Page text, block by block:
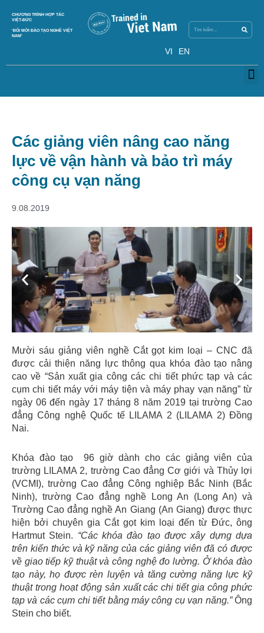
CHƯƠNG TRÌNH HỢP TÁC
VIỆT-ĐỨC
‘ĐỔI MỚI ĐÀO TẠO NGHỀ VIỆT
NAM’
VI EN
Các giảng viên nâng cao năng
lực về vận hành và bảo trì máy
công cụ vạn năng
9.08.2019
Previous Next
Mười sáu giảng viên nghề Cắt gọt kim loại – CNC đã
được cải thiện năng lực thông qua khóa đào tạo nâng
cao về “Sản xuất gia công các chi tiết phức tạp và các
cụm chi tiết máy với máy tiện và máy phay vạn năng” từ
ngày 06 đến ngày 17 tháng 8 năm 2019 tại trường Cao
đẳng Công nghệ Quốc tế LILAMA 2 (LILAMA 2) Đồng
Nai.
Khóa đào tạo 96 giờ dành cho các giảng viên của
trường LILAMA 2, trường Cao đẳng Cơ giới và Thủy lợi
(VCMI), trường Cao đẳng Công nghiệp Bắc Ninh (Bắc
Ninh), trường Cao đẳng nghề Long An (Long An) và
Trường Cao đẳng nghề An Giang (An Giang) được thực
hiện bởi chuyên gia Cắt gọt kim loại đến từ Đức, ông
Hartmut Stein. “Các khóa đào tạo được xây dựng dựa
trên kiến ​​thức và kỹ năng của các giảng viên đã có được
về giao tiếp kỹ thuật và công nghệ đo lường. Ở khóa đào
tạo này, họ được rèn luyện và tăng cường năng lực kỹ
thuật trong hoạt động sản xuất các chi tiết gia công phức
tạp và các cụm chi tiết bằng máy công cụ vạn năng.”Ông
Stein cho biết.